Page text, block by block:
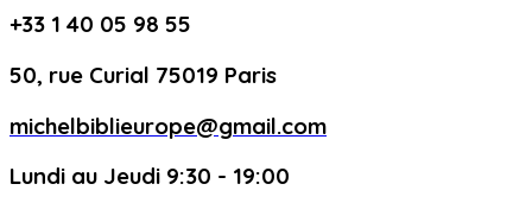
+33 1 40 05 98 55
50, rue Curial 75019 Paris
michelbiblieurope@gmail.com
Lundi au Jeudi 9:30 - 19:00